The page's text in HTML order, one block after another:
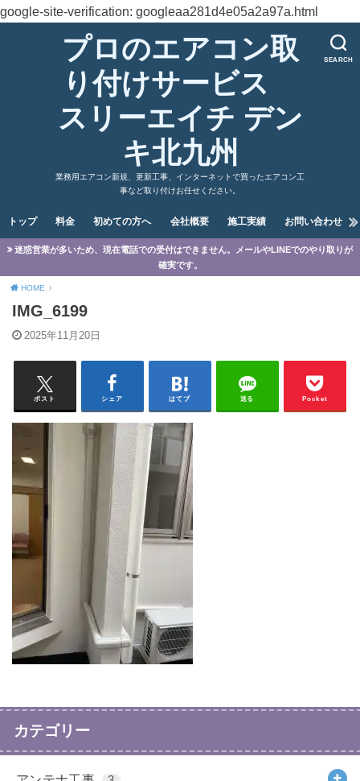
google-site-verification: googleaa281d4e05a2a97a.html
SEARCH
プロのエアコン取
り付けサービス
スリーエイチ デン
キ北九州
業務用エアコン新規、更新工事、インターネットで買ったエアコン工
事など取り付けお任せください。
トップ 料金 初めての方へ 会社概要 施工実績 お問い合わせ
迷惑営業が多いため、現在電話での受付はできません。メールやLINEでのやり取りが
確実です。
HOME
IMG_6199
2025年11月20日
ポスト シェア はてブ 送る Pocket
カテゴリー